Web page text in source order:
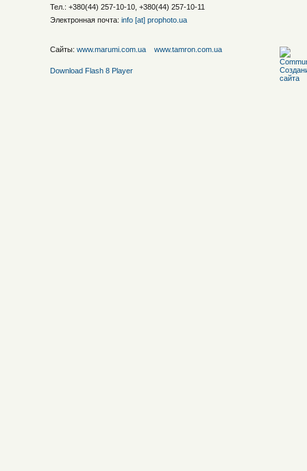
Тел.: +380(44) 257-10-10, +380(44) 257-10-11
Электронная почта: info [at] prophoto.ua
Сайты: www.marumi.com.ua www.tamron.com.ua
Download Flash 8 Player